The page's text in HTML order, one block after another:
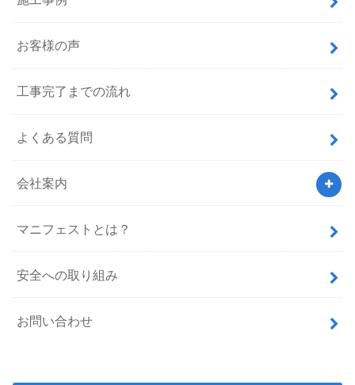
お客様の声
工事完了までの流れ
よくある質問
会社案内
マニフェストとは？
安全への取り組み
お問い合わせ